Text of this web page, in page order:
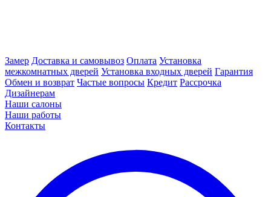
Замер Доставка и самовывоз Оплата Установка
межкомнатных дверей Установка входных дверей Гарантия
Обмен и возврат Частые вопросы Кредит Рассрочка
Дизайнерам
Наши салоны
Наши работы
Контакты